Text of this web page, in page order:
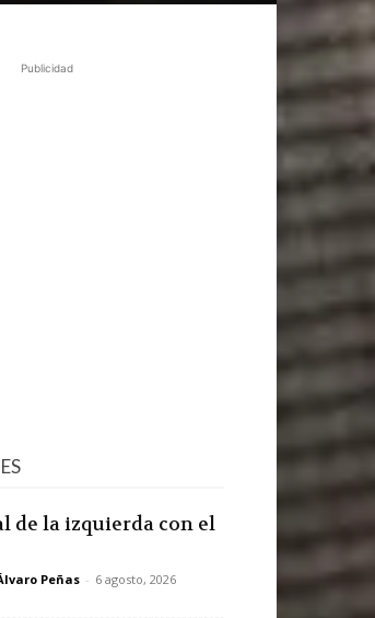
Publicidad
de la izquierda con el
Peñas - 6 agosto, 2026